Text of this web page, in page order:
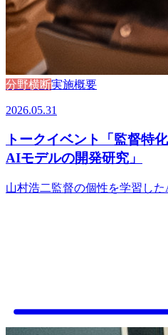
分野横断実施概要
2026.05.31
トークイベント「監督特
AIモデルの開発研究」
山村浩二監督の個性を学習し